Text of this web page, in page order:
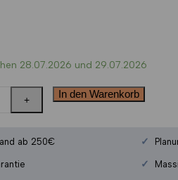
28.07.2026 und 29.07.2026
In den Warenkorb
ab 250€ ✓
✓